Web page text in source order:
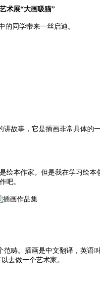
同学带来一丝启迪。
故事，它是插画非常具体的
本作家。但是我在学习绘
吧。
畴。插画是中文翻译，英语
去做一个艺术家。